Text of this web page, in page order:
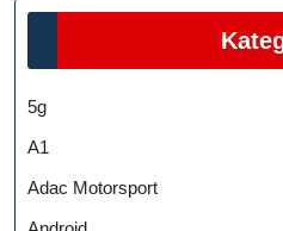
5g
A1
Adac Motorsport